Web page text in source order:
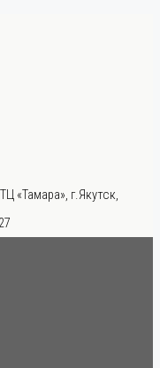
ТЦ «Тамара», г.Якутск,